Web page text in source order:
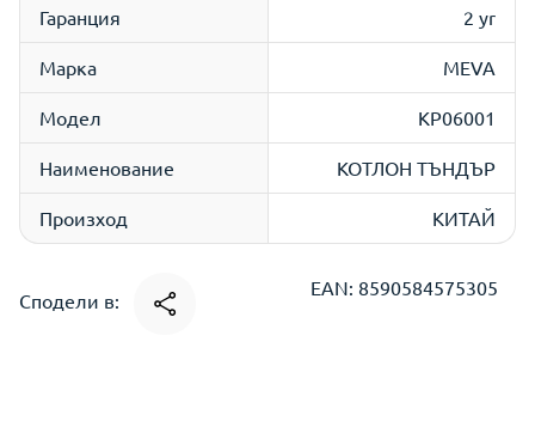
Гаранция 2 yr
Марка MEVA
Модел КР06001
Наименование КОТЛОН ТЪНДЪР
Произход КИТАЙ
Сподели в:
EAN: 8590584575305